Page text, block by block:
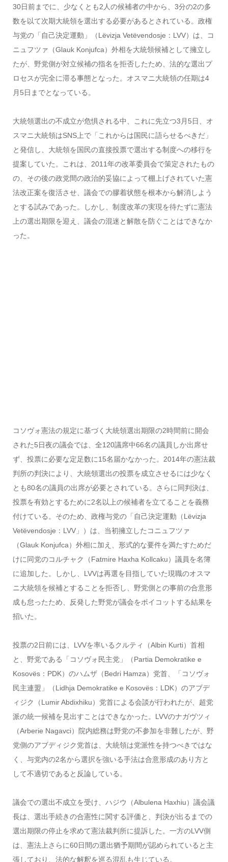
30日前までに、少なくとも2人の候補者の中から、3分の2の多
数を以て次期大統領を選出する必要があるとされている。政権
与党の「自己決定運動」（Lëvizja Vetëvendosje：LVV）は、コ
ニュフツァ（Glauk Konjufca）外相を大統領候補として擁立し
たが、野党側が対立候補の指名を拒否したため、法的な選出プ
ロセスが完全に滞る事態となった。オスマニ大統領の任期は4
月5日までとなっている。
大統領選出の不成立が危惧される中、これに先立つ3月5日、オ
スマニ大統領はSNS上で「これからは国民に語らせるべきだ」
と発信し、大統領を国民の直接投票で選出する制度への移行を
提案していた。これは、2011年の改革委員会で策定されたもの
の、その後の政党間の政治的妥協によって棚上げされていた憲
法改正案を復活させ、議会での膠着状態を根本から解消しよう
とする試みであった。しかし、制度改革の実現を待たずに憲法
上の選出期限を迎え、議会の混迷と解散を防ぐことはできなか
った。
コソヴォ憲法の規定に基づく大統領選出期限の2時間前に開会
された5日夜の議会では、全120議席中66名の議員しか出席せ
ず、投票に必要な定足数に15名届かなかった。2014年の憲法裁
判所の判決により、大統領選出の投票を成立させるには少なく
とも80名の議員の出席が必要とされている。さらに同判決は、
投票を有効とするために2名以上の候補者を立てることを義務
付けている。そのため、政権与党の「自己決定運動（Lëvizja
Vetëvendosje：LVV」）は、当初擁立したコニュフツァ
（Glauk Konjufca）外相に加え、形式的な要件を満たすためだ
けに同党のコルチャク（Fatmire Haxha Kollcaku）議員を名簿
に追加した。しかし、LVVは再選を目指していた現職のオスマ
ニ大統領を候補とすることを拒否し、野党側との事前の合意形
成も怠ったため、反発した野党が議会をボイコットする結果を
招いた。
投票の2日前には、LVVを率いるクルティ（Albin Kurti）首相
と、野党である「コソヴォ民主党」（Partia Demokratike e
Kosovës：PDK）のハムザ（Bedri Hamza）党首、「コソヴォ
民主連盟」（Lidhja Demokratike e Kosovës：LDK）のアブデ
ィジク（Lumir Abdixhiku）党首による会談が行われたが、超党
派の統一候補を見出すことはできなかった。LVVのナガヴツィ
（Arberie Nagavci）院内総務は野党の不参加を非難したが、野
党側のアブディジク党首は、大統領は党派性を持つべきではな
く、与党内の2名から選択を強いる手法は合意形成のあり方と
して不適切であると反論している。
議会での選出不成立を受け、ハジウ（Albulena Haxhiu）議会議
長は、選出手続きの合憲性に関する評価と、判決が出るまでの
選出期限の停止を求めて憲法裁判所に提訴した。一方のLVV側
は、憲法上さらに60日間の選出猶予期間が認められていると主
張しており、法的な解釈を巡る混乱も生じている。